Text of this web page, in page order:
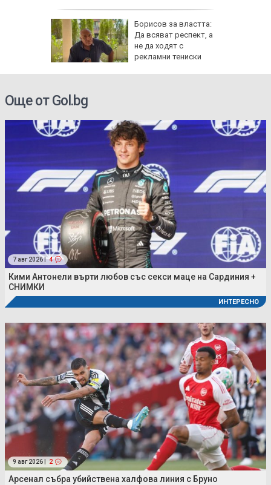
Борисов за властта:
Да всяват респект, а
не да ходят с
рекламни тениски
Още от Gol.bg
7 авг 2026 | 4
Кими Антонели върти любов със секси маце на Сардиния +
СНИМКИ
ИНТЕРЕСНО
9 авг 2026 | 2
Арсенал събра убийствена халфова линия с Бруно